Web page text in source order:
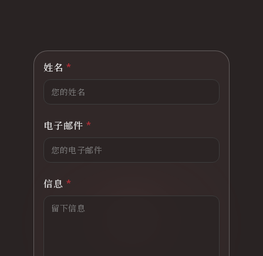
姓名 *
电子邮件 *
信息 *